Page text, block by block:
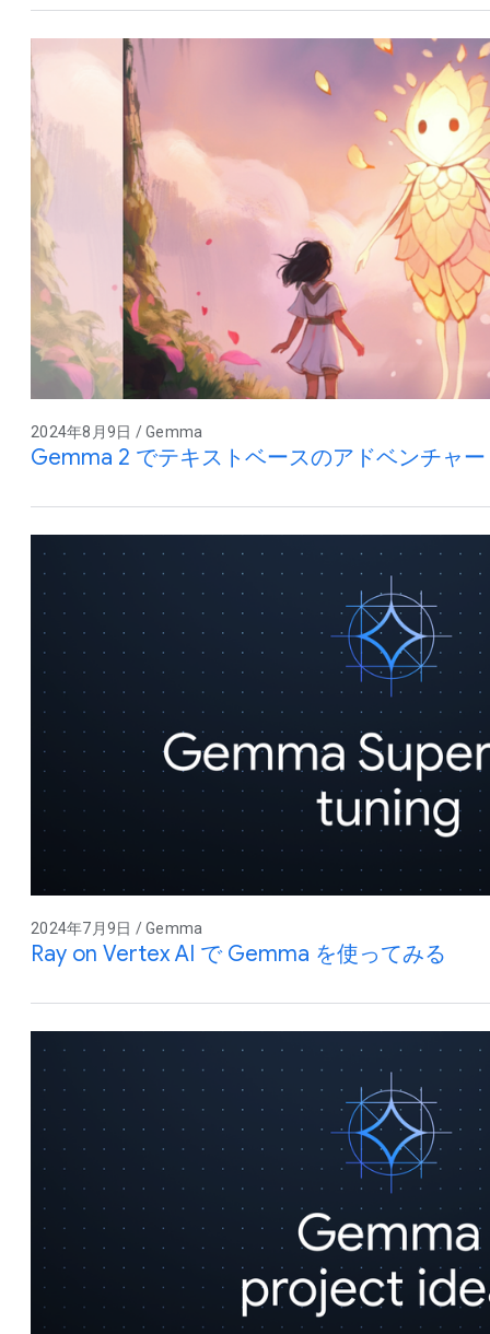
2024年8月9日 / Gemma
Gemma 2 でテキストベースのアドベンチャ
2024年7月9日 / Gemma
Ray on Vertex AI で Gemma を使ってみる